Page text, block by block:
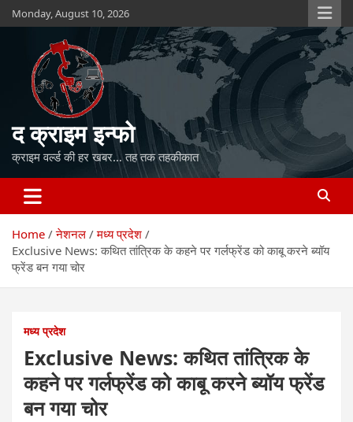
Skip
to
Monday, August 10, 2026
द क्राइम इन्फो
क्राइम वर्ल्ड की हर खबर… तह तक तहकीकात
Home नेशनल
मध्य प्रदेश
Exclusive News: कथित तांत्रिक के कहने पर गर्लफ्रेंड को काबू करने ब्यॉय
फ्रेंड बन गया चोर
मध्य प्रदेश
Exclusive News: कथित तांत्रिक के
कहने पर गर्लफ्रेंड को काबू करने ब्यॉय फ्रेंड
बन गया चोर